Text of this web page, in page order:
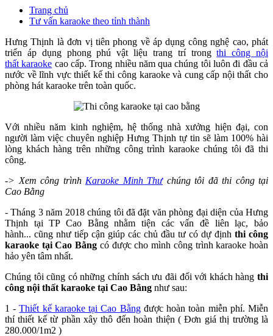
Trang chủ
Tư vấn karaoke theo tỉnh thành
Hưng Thịnh là đơn vị tiên phong về áp dụng công nghệ cao, phát
triển áp dụng phong phú vật liệu trang trí trongthi công nội
thất karaoke cao cấp. Trong nhiều năm qua chúng tôi luôn đi đầu cả
nước về lĩnh vực thiết kế thi công karaoke và cung cấp nội thất cho
phòng hát karaoke trên toàn quốc.
Với nhiều năm kinh nghiệm, hệ thống nhà xưởng hiện đại, con
người làm việc chuyên nghiệp Hưng Thịnh tự tin sẽ làm 100% hài
lòng khách hàng trên những công trình karaoke chúng tôi đã thi
công.
-> Xem công trình Karaoke Minh Thưchúng tôi đã thi công tại
Cao Bằng
- Tháng 3 năm 2018 chúng tôi đã đặt văn phòng đại diện của Hưng
Thịnh tại TP Cao Bằng nhằm tiện các vấn đề liên lạc, bảo
hành... cũng như tiếp cận giúp các chủ đầu tư có dự định thi công
karaoke tại Cao Bằng có được cho mình công trình karaoke hoàn
hảo yên tâm nhất.
Chúng tôi cũng có những chính sách ưu đãi đối với khách hàng thi
công nội thất karaoke tại Cao Bằng như sau:
1 -Thiết kế karaoke tại Cao Bằngđược hoàn toàn miễn phí. Miễn
thí thiết kế từ phần xây thô đến hoàn thiện ( Đơn giá thị trường là
280.000/1m2 )